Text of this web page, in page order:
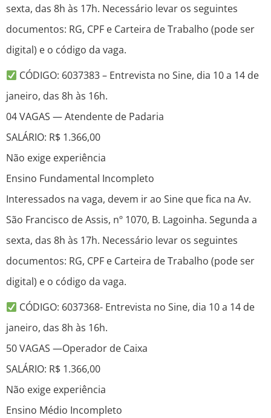
sexta, das 8h às 17h. Necessário levar os seguintes
documentos: RG, CPF e Carteira de Trabalho (pode ser
digital) e o código da vaga.
CÓDIGO: 6037383 – Entrevista no Sine, dia 10 a 14 de
janeiro, das 8h às 16h.
04 VAGAS — Atendente de Padaria
SALÁRIO: R$ 1.366,00
Não exige experiência
Ensino Fundamental Incompleto
Interessados na vaga, devem ir ao Sine que fica na Av.
São Francisco de Assis, nº 1070, B. Lagoinha. Segunda a
sexta, das 8h às 17h. Necessário levar os seguintes
documentos: RG, CPF e Carteira de Trabalho (pode ser
digital) e o código da vaga.
CÓDIGO: 6037368- Entrevista no Sine, dia 10 a 14 de
janeiro, das 8h às 16h.
50 VAGAS —Operador de Caixa
SALÁRIO: R$ 1.366,00
Não exige experiência
Ensino Médio Incompleto